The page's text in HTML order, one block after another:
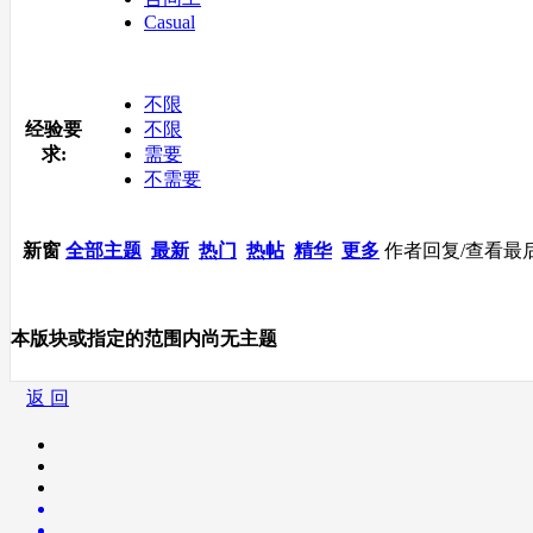
Casual
经验要
求:
不限
不限
需要
不需要
新窗 全部主题 最新 热门 热帖 精华 更多 作者回复/查看最
本版块或指定的范围内尚无主题
返 回